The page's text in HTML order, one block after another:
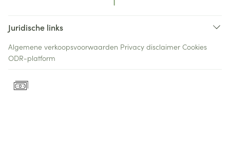
Juridische links
Algemene verkoopsvoorwaarden Privacy disclaimer Cookies
ODR-platform